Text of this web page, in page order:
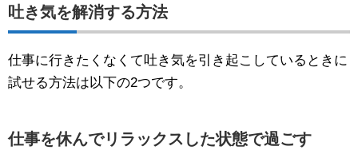
吐き気を解消する方法
仕事に行きたくなくて吐き気を引き起こしているときに
試せる方法は以下の2つです。
仕事を休んでリラックスした状態で過ごす